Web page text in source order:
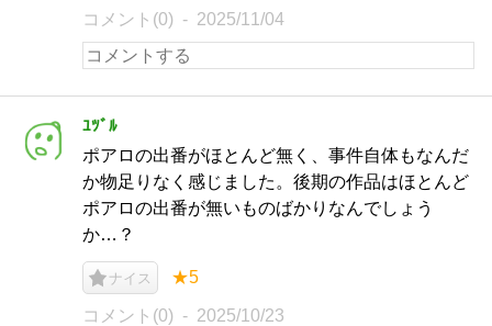
コメント(0) 2025/11/04
ﾕﾂﾞﾙ
ポアロの出番がほとんど無く、事件自体もなんだ
か物足りなく感じました。後期の作品はほとんど
ポアロの出番が無いものばかりなんでしょう
か…？
ナイス ★5
コメント(0) 2025/10/23